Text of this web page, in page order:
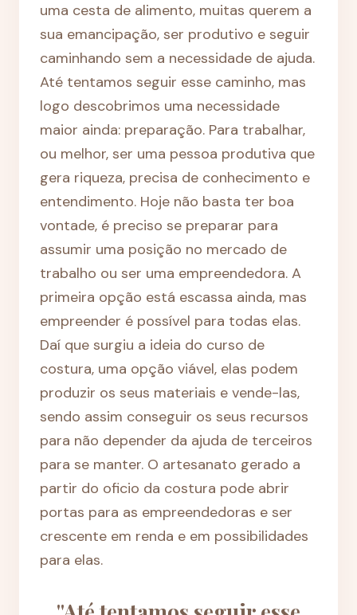
uma cesta de alimento, muitas querem a
sua emancipação, ser produtivo e seguir
caminhando sem a necessidade de ajuda.
Até tentamos seguir esse caminho, mas
logo descobrimos uma necessidade
maior ainda: preparação. Para trabalhar,
ou melhor, ser uma pessoa produtiva que
gera riqueza, precisa de conhecimento e
entendimento. Hoje não basta ter boa
vontade, é preciso se preparar para
assumir uma posição no mercado de
trabalho ou ser uma empreendedora. A
primeira opção está escassa ainda, mas
empreender é possível para todas elas.
Daí que surgiu a ideia do curso de
costura, uma opção viável, elas podem
produzir os seus materiais e vende-las,
sendo assim conseguir os seus recursos
para não depender da ajuda de terceiros
para se manter. O artesanato gerado a
partir do oficio da costura pode abrir
portas para as empreendedoras e ser
crescente em renda e em possibilidades
para elas.